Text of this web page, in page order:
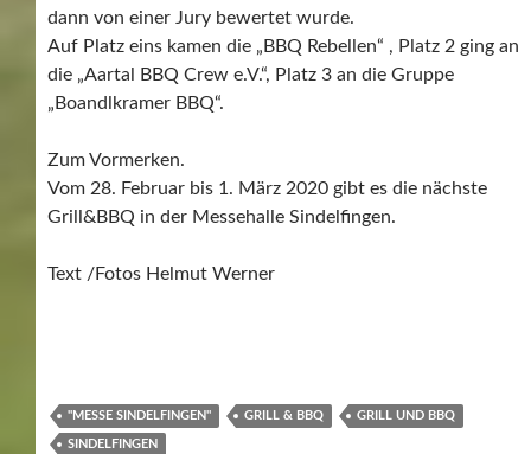
dann von einer Jury bewertet wurde.
Auf Platz eins kamen die „BBQ Rebellen“ , Platz 2 ging an
die „Aartal BBQ Crew e.V.“, Platz 3 an die Gruppe
„Boandlkramer BBQ“.
Zum Vormerken.
Vom 28. Februar bis 1. März 2020 gibt es die nächste
Grill&BBQ in der Messehalle Sindelfingen.
Text /Fotos Helmut Werner
"MESSE SINDELFINGEN" GRILL & BBQ GRILL UND BBQ
SINDELFINGEN